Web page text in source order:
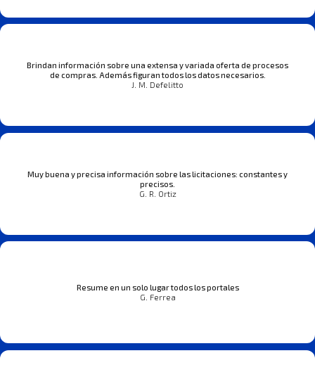
Brindan información sobre una extensa y variada oferta de procesos
de compras. Además figuran todos los datos necesarios.
J. M. Defelitto
Muy buena y precisa información sobre las licitaciones: constantes y
precisos.
G. R. Ortiz
Resume en un solo lugar todos los portales
G. Ferrea